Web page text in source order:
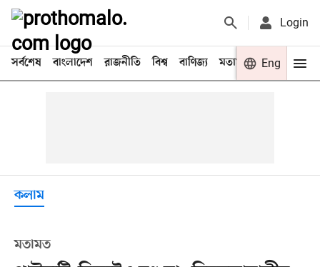
Login
সর্বশেষ বাংলাদেশ রাজনীতি বিশ্ব বাণিজ্য মতামত খেলা
Eng
কলাম
মতামত